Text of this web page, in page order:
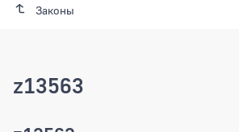
Законы
z13563